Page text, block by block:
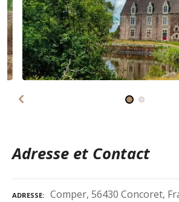
Adresse et Contact
ADRESSE Comper, 56430 Concoret,